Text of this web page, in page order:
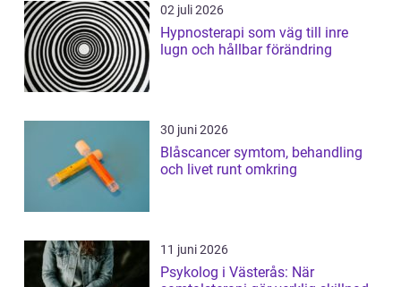
02 juli 2026
Hypnosterapi som väg till inre
lugn och hållbar förändring
30 juni 2026
Blåscancer symtom, behandling
och livet runt omkring
11 juni 2026
Psykolog i Västerås: När